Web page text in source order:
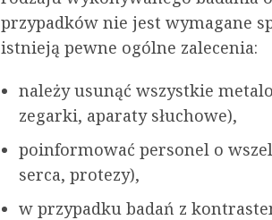
przypadków nie jest wymagane
istnieją pewne ogólne zalecenia:
należy usunąć wszystkie
zegarki, aparaty słuchowe),
poinformować personel o
serca, protezy),
w przypadku badań z